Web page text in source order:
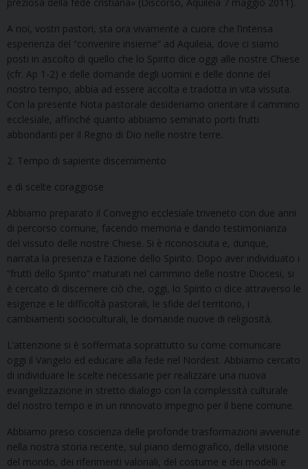
A noi, vostri pastori, sta ora vivamente a cuore che l’intensa
esperienza del “convenire insieme“ ad Aquileia, dove ci siamo
posti in ascolto di quello che lo Spirito dice oggi alle nostre Chiese
(cfr. Ap 1-2) e delle domande degli uomini e delle donne del
nostro tempo, abbia ad essere accolta e tradotta in vita vissuta.
Con la presente Nota pastorale desideriamo orientare il cammino
ecclesiale, affinché quanto abbiamo seminato porti frutti
abbondanti per il Regno di Dio nelle nostre terre.
2. Tempo di sapiente discernimento
e di scelte coraggiose
Abbiamo preparato il Convegno ecclesiale triveneto con due anni
di percorso comune, facendo memoria e dando testimonianza
del vissuto delle nostre Chiese. Si è riconosciuta e, dunque,
narrata la presenza e l’azione dello Spirito. Dopo aver individuato i
“frutti dello Spirito” maturati nel cammino delle nostre Diocesi, si
è cercato di discernere ciò che, oggi, lo Spirito ci dice attraverso le
esigenze e le difficoltà pastorali, le sfide del territorio, i
cambiamenti socioculturali, le domande nuove di religiosità.
L’attenzione si è soffermata soprattutto su come comunicare
oggi il Vangelo ed educare alla fede nel Nordest. Abbiamo cercato
di individuare le scelte necessarie per realizzare una nuova
evangelizzazione in stretto dialogo con la complessità culturale
del nostro tempo e in un rinnovato impegno per il bene comune.
Abbiamo preso coscienza delle profonde trasformazioni avvenute
nella nostra storia recente, sul piano demografico, della visione
del mondo, dei riferimenti valoriali, del costume e dei modelli e